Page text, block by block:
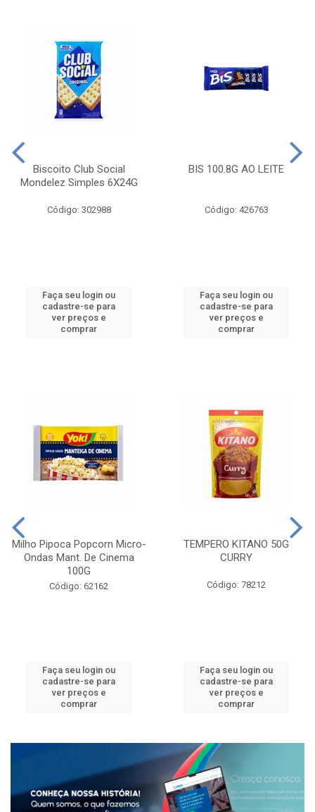
Biscoito Club Social
Mondelez Simples 6X24G
Código: 302988
Faça seu login ou
cadastre-se para
ver preços e
comprar
BIS 100.8G AO LEITE
Código: 426763
Faça seu login ou
cadastre-se para
ver preços e
comprar
Milho Pipoca Popcorn Micro-
Ondas Mant. De Cinema
100G
Código: 62162
Faça seu login ou
cadastre-se para
ver preços e
comprar
TEMPERO KITANO 50G
CURRY
Código: 78212
Faça seu login ou
cadastre-se para
ver preços e
comprar